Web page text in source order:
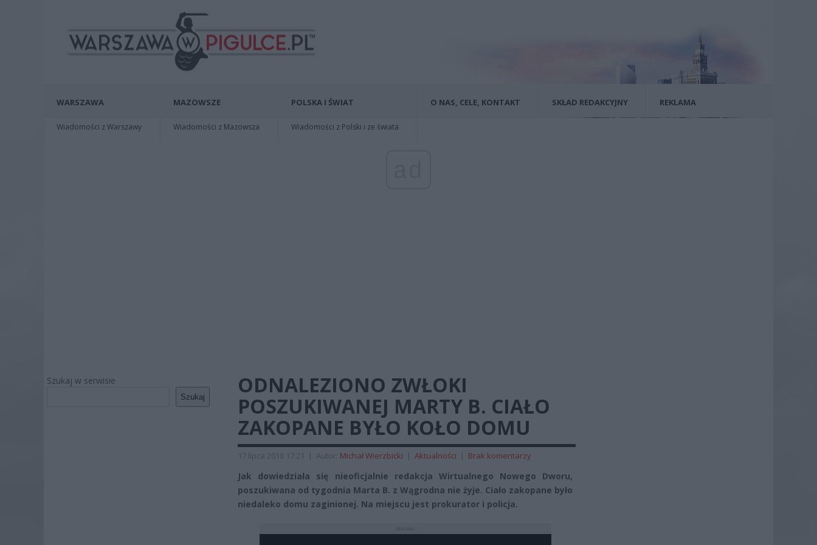
WARSZAWA
Wiadomości z Warszawy
MAZOWSZE
Wiadomości z Mazowsza
POLSKA I ŚWIAT
Wiadomości z Polski i ze świata
O NAS, CELE, KONTAKT SKŁAD REDAKCYJNY REKLAMA
Szukaj w serwisie
Szukaj
ODNALEZIONO ZWŁOKI
POSZUKIWANEJ MARTY B. CIAŁO
ZAKOPANE BYŁO KOŁO DOMU
17 lipca 2018 17:21 | Autor: Michał Wierzbicki | Aktualności | Brak komentarzy
Jak dowiedziała się nieoficjalnie redakcja Wirtualnego Nowego Dworu,
poszukiwana od tygodnia Marta B. z Wągrodna nie żyje. Ciało zakopane było
niedaleko domu zaginionej. Na miejscu jest prokurator i policja.